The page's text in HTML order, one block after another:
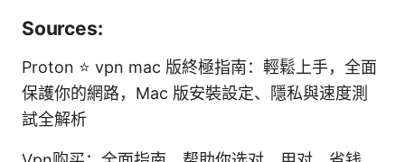
Sources:
Proton ⭐ vpn mac 版終極指南：輕鬆上手，全面
保護你的網路，Mac 版安裝設定、隱私與速度測
試全解析